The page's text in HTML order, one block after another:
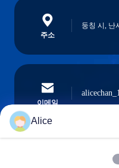
주소
둥칭 시, 난
이메일
0086-
Alice